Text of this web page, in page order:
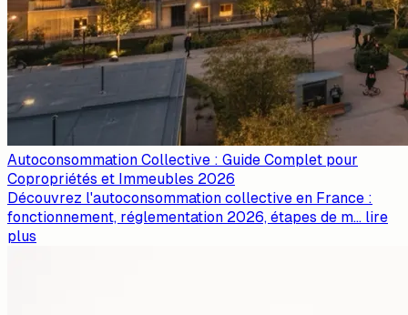
Autoconsommation Collective : Guide Complet pour
Copropriétés et Immeubles 2026
Découvrez l'autoconsommation collective en France :
fonctionnement, réglementation 2026, étapes de m... lire
plus